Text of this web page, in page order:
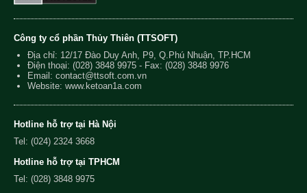
Công ty cổ phần Thủy Thiên (TTSOFT)
Địa chỉ: 12/17 Đào Duy Anh, P9, Q.Phú Nhuận, TP.HCM
Điện thoại: (028) 3848 9975 - Fax: (028) 3848 9976
Email: contact@ttsoft.com.vn
Website: www.ketoan1a.com
Hotline hỗ trợ tại Hà Nội
Tel: (024) 2324 3668
Hotline hỗ trợ tại TPHCM
Tel: (028) 3848 9975